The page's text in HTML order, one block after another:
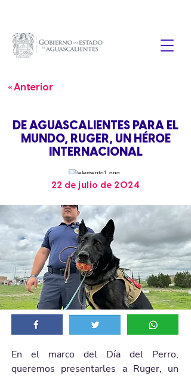
« Anterior
DE AGUASCALIENTES PARA EL
MUNDO, RUGER, UN HÉROE
INTERNACIONAL
22 de julio de 2024
En el marco del Día del Perro,
queremos presentarles a Ruger, un